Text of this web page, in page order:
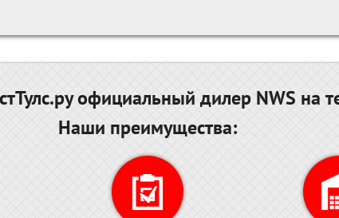
официальный дилер NWS на
Наши преимущества: